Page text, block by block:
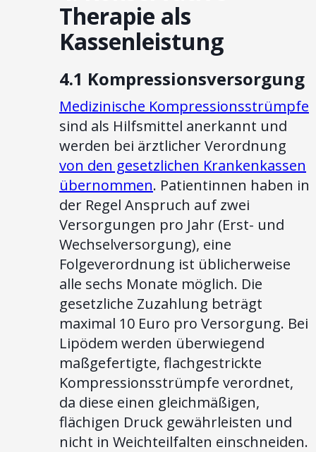
Therapie als
Kassenleistung
4.1 Kompressionsversorgung
Medizinische Kompressionsstrümpfe
sind als Hilfsmittel anerkannt und
werden bei ärztlicher Verordnung
von den gesetzlichen Krankenkassen
übernommen. Patientinnen haben in
der Regel Anspruch auf zwei
Versorgungen pro Jahr (Erst- und
Wechselversorgung), eine
Folgeverordnung ist üblicherweise
alle sechs Monate möglich. Die
gesetzliche Zuzahlung beträgt
maximal 10 Euro pro Versorgung. Bei
Lipödem werden überwiegend
maßgefertigte, flachgestrickte
Kompressionsstrümpfe verordnet,
da diese einen gleichmäßigen,
flächigen Druck gewährleisten und
nicht in Weichteilfalten einschneiden.